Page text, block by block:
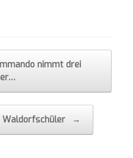
nimmt drei
→